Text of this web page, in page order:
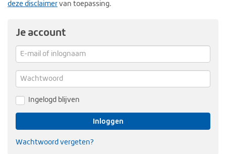
deze disclaimer van toepassing.
Je account
E-
mail
of
inlognaam
Wachtwoord
Ingelogd blijven
Inloggen
Wachtwoord vergeten?